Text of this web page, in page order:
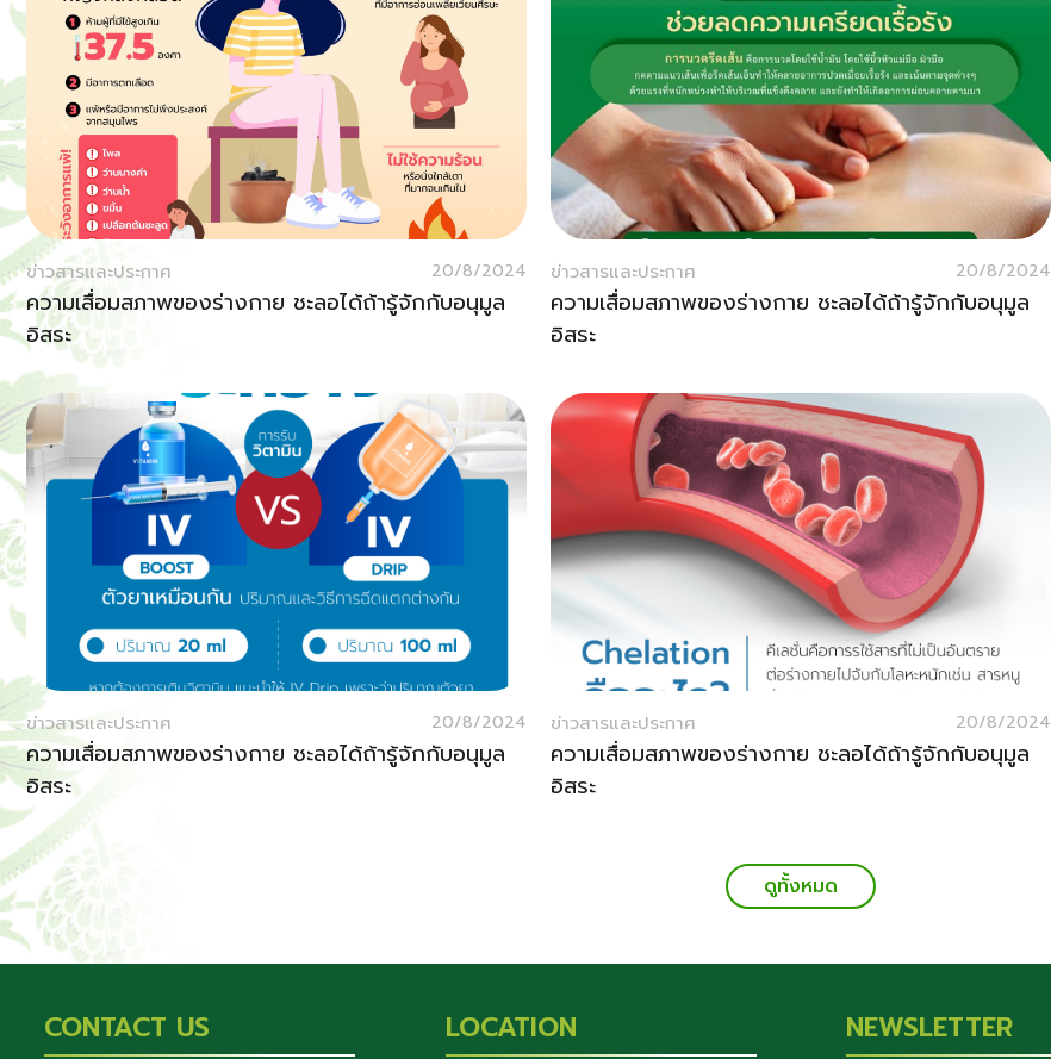
ข่าวสารและประกาศ 20/8/2024
ความเสื่อมสภาพของร่างกาย ชะลอได้ถ้ารู้จักกับอนุมูล
อิสระ
ข่าวสารและประกาศ 20/8/2024
ความเสื่อมสภาพของร่างกาย ชะลอได้ถ้ารู้จักกับอนุมูล
อิสระ
ข่าวสารและประกาศ 20/8/2024
ความเสื่อมสภาพของร่างกาย ชะลอได้ถ้ารู้จักกับอนุมูล
อิสระ
ข่าวสารและประกาศ 20/8/2024
ความเสื่อมสภาพของร่างกาย ชะลอได้ถ้ารู้จักกับอนุมูล
อิสระ
ดูทั้งหมด
CONTACT US LOCATION NEWSLETTER